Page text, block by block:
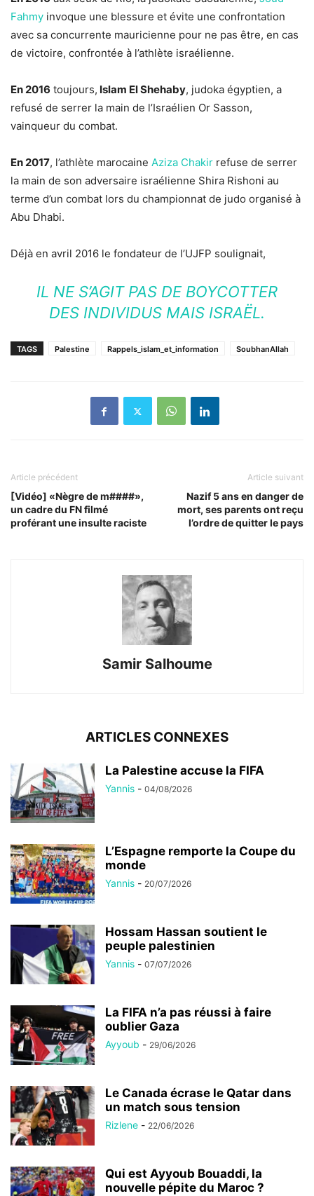
Fahmy invoque une blessure et évite une confrontation
avec sa concurrente mauricienne pour ne pas être, en cas
de victoire, confrontée à l’athlète israélienne.
En 2016 toujours, Islam El Shehaby, judoka égyptien, a
refusé de serrer la main de l’Israélien Or Sasson,
vainqueur du combat.
En 2017, l’athlète marocaine Aziza Chakir refuse de serrer
la main de son adversaire israélienne Shira Rishoni au
terme d’un combat lors du championnat de judo organisé à
Abu Dhabi.
Déjà en avril 2016 le fondateur de l’UJFP soulignait,
IL NE S’AGIT PAS DE BOYCOTTER
DES INDIVIDUS MAIS ISRAËL.
TAGS Palestine Rappels_islam_et_information SoubhanAllah
Article précédent
[Vidéo] «Nègre de m####»,
un cadre du FN filmé
proférant une insulte raciste
Article suivant
Nazif 5 ans en danger de
mort, ses parents ont reçu
l’ordre de quitter le pays
Samir Salhoume
ARTICLES CONNEXES
La Palestine accuse la FIFA
Yannis - 04/08/2026
L’Espagne remporte la Coupe du
monde
Yannis - 20/07/2026
Hossam Hassan soutient le
peuple palestinien
Yannis - 07/07/2026
La FIFA n’a pas réussi à faire
oublier Gaza
Ayyoub - 29/06/2026
Le Canada écrase le Qatar dans
un match sous tension
Rizlene - 22/06/2026
Qui est Ayyoub Bouaddi, la
nouvelle pépite du Maroc ?